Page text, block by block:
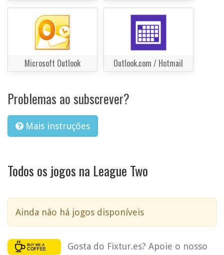
Microsoft Outlook Outlook.com / Hotmail
Problemas ao subscrever?
Mais instruções
Todos os jogos na League Two
Ainda não há jogos disponíveis
Gosta do Fixtur.es? Apoie o nosso